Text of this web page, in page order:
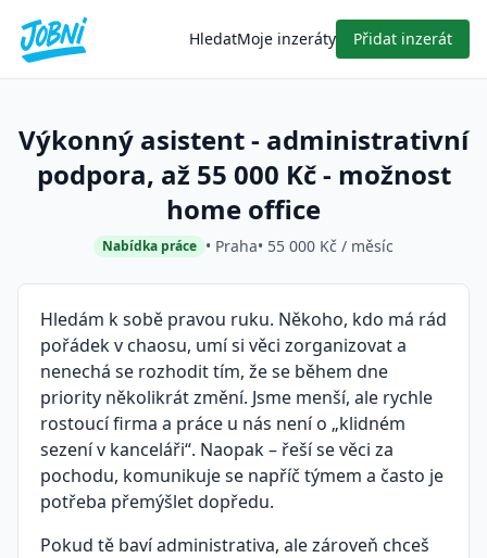
HledatMoje inzeráty Přidat inzerát
Výkonný asistent - administrativní
podpora, až 55 000 Kč - možnost
home office
Nabídka práce • Praha• 55 000 Kč / měsíc
Hledám k sobě pravou ruku. Někoho, kdo má rád
pořádek v chaosu, umí si věci zorganizovat a
nenechá se rozhodit tím, že se během dne
priority několikrát změní. Jsme menší, ale rychle
rostoucí firma a práce u nás není o „klidném
sezení v kanceláři“. Naopak – řeší se věci za
pochodu, komunikuje se napříč týmem a často je
potřeba přemýšlet dopředu.
Pokud tě baví administrativa, ale zároveň chceš